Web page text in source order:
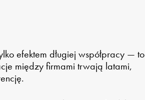
efektem długiej współpracy — to
między firmami trwają latami,